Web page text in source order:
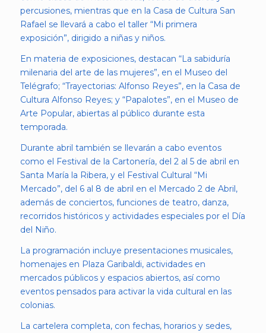
percusiones, mientras que en la Casa de Cultura San
Rafael se llevará a cabo el taller “Mi primera
exposición”, dirigido a niñas y niños.
En materia de exposiciones, destacan “La sabiduría
milenaria del arte de las mujeres”, en el Museo del
Telégrafo; “Trayectorias: Alfonso Reyes”, en la Casa de
Cultura Alfonso Reyes; y “Papalotes”, en el Museo de
Arte Popular, abiertas al público durante esta
temporada.
Durante abril también se llevarán a cabo eventos
como el Festival de la Cartonería, del 2 al 5 de abril en
Santa María la Ribera, y el Festival Cultural “Mi
Mercado”, del 6 al 8 de abril en el Mercado 2 de Abril,
además de conciertos, funciones de teatro, danza,
recorridos históricos y actividades especiales por el Día
del Niño.
La programación incluye presentaciones musicales,
homenajes en Plaza Garibaldi, actividades en
mercados públicos y espacios abiertos, así como
eventos pensados para activar la vida cultural en las
colonias.
La cartelera completa, con fechas, horarios y sedes,